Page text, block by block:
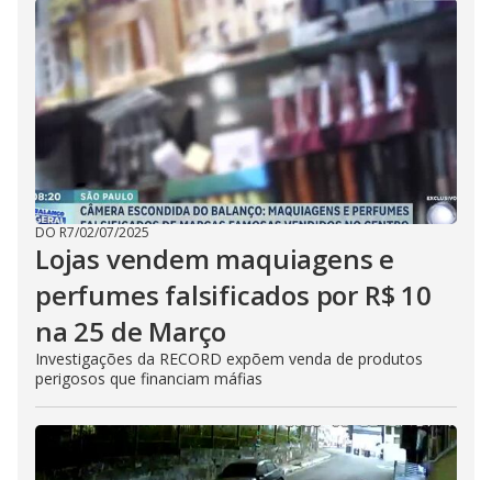
DO R7/02/07/2025
Lojas vendem maquiagens e
perfumes falsificados por R$ 10
na 25 de Março
Investigações da RECORD expõem venda de produtos
perigosos que financiam máfias